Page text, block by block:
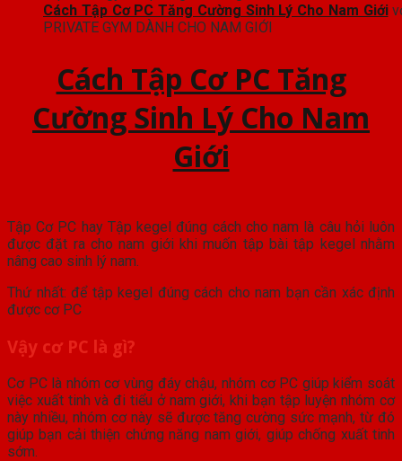
Cách Tập Cơ PC Tăng Cường Sinh Lý Cho Nam Giới
PRIVATE GYM DÀNH CHO NAM GIỚI
Cách Tập Cơ PC Tăng
Cường Sinh Lý Cho Nam
Giới
Tập Cơ PC hay Tập kegel đúng cách cho nam là câu hỏi luôn
được đặt ra cho nam giới khi muốn tập bài tập kegel nhằm
nâng cao sinh lý nam.
Thứ nhất: để tập kegel đúng cách cho nam bạn cần xác định
được cơ PC
Vậy cơ PC là gì?
Cơ PC là nhóm cơ vùng đáy chậu, nhóm cơ PC giúp kiểm soát
việc xuất tinh và đi tiểu ở nam giới, khi bạn tập luyện nhóm cơ
này nhiều, nhóm cơ này sẽ được tăng cường sức mạnh, từ đó
giúp bạn cải thiện chứng năng nam giới, giúp chống xuất tinh
sớm.